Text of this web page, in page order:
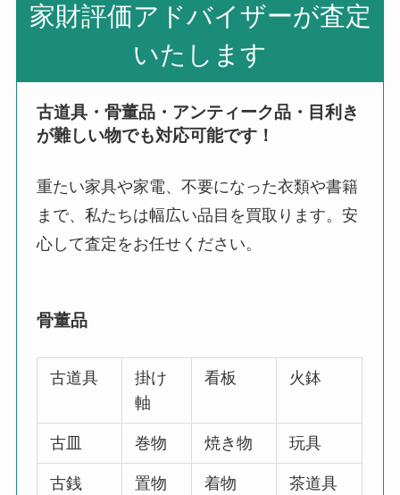
家財評価アドバイザーが査定
いたします
古道具・骨董品・アンティーク品・目利き
が難しい物でも対応可能です！
重たい家具や家電、不要になった衣類や書籍
まで、私たちは幅広い品目を買取ります。安
心して査定をお任せください。
骨董品
古道具
掛け
軸
看板 火鉢
古皿 巻物 焼き物 玩具
古銭 置物 着物 茶道具